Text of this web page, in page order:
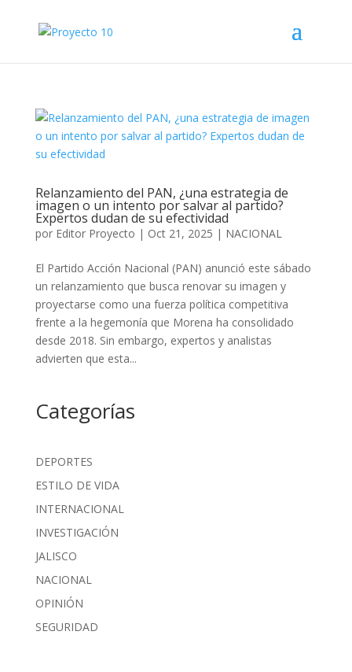
Relanzamiento del PAN, ¿una estrategia de
imagen o un intento por salvar al partido?
Expertos dudan de su efectividad
por Editor Proyecto | Oct 21, 2025 | NACIONAL
El Partido Acción Nacional (PAN) anunció este sábado
un relanzamiento que busca renovar su imagen y
proyectarse como una fuerza política competitiva
frente a la hegemonía que Morena ha consolidado
desde 2018. Sin embargo, expertos y analistas
advierten que esta...
Categorías
DEPORTES
ESTILO DE VIDA
INTERNACIONAL
INVESTIGACIÓN
JALISCO
NACIONAL
OPINIÓN
SEGURIDAD